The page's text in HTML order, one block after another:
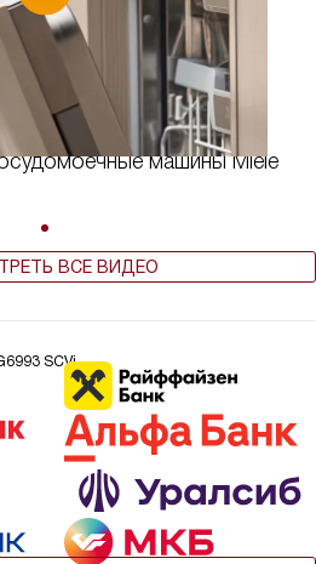
машины Miele
ВСЕ ВИДЕО
SCVi